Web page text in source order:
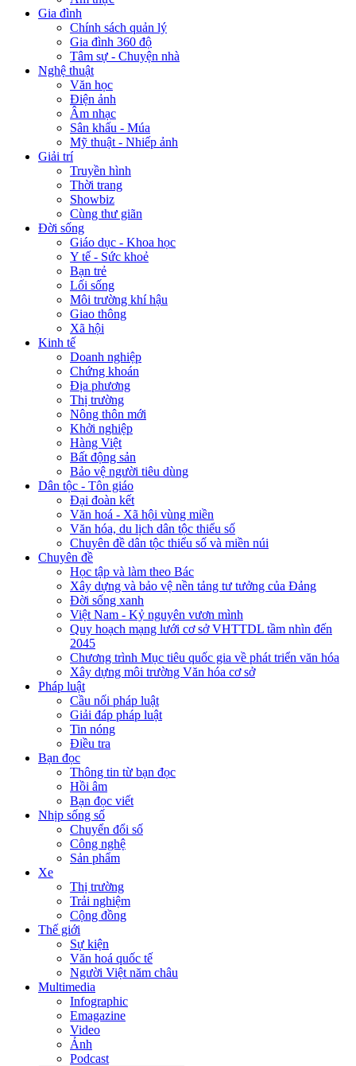
Gia đình
Chính sách quản lý
Gia đình 360 độ
Tâm sự - Chuyện nhà
Nghệ thuật
Văn học
Điện ảnh
Âm nhạc
Sân khấu - Múa
Mỹ thuật - Nhiếp ảnh
Giải trí
Truyền hình
Thời trang
Showbiz
Cùng thư giãn
Đời sống
Giáo dục - Khoa học
Y tế - Sức khoẻ
Bạn trẻ
Lối sống
Môi trường khí hậu
Giao thông
Xã hội
Kinh tế
Doanh nghiệp
Chứng khoán
Địa phương
Thị trường
Nông thôn mới
Khởi nghiệp
Hàng Việt
Bất động sản
Bảo vệ người tiêu dùng
Dân tộc - Tôn giáo
Đại đoàn kết
Văn hoá - Xã hội vùng miền
Văn hóa, du lịch dân tộc thiểu số
Chuyên đề dân tộc thiểu số và miền núi
Chuyên đề
Học tập và làm theo Bác
Xây dựng và bảo vệ nền tảng tư tưởng của Đảng
Đời sống xanh
Việt Nam - Kỷ nguyên vươn mình
Quy hoạch mạng lưới cơ sở VHTTDL tầm nhìn đến
2045
Chương trình Mục tiêu quốc gia về phát triển văn hóa
Xây dựng môi trường Văn hóa cơ sở
Pháp luật
Cầu nối pháp luật
Giải đáp pháp luật
Tin nóng
Điều tra
Bạn đọc
Thông tin từ bạn đọc
Hồi âm
Bạn đọc viết
Nhịp sống số
Chuyển đổi số
Công nghệ
Sản phẩm
Xe
Thị trường
Trải nghiệm
Cộng đồng
Thế giới
Sự kiện
Văn hoá quốc tế
Người Việt năm châu
Multimedia
Infographic
Emagazine
Video
Ảnh
Podcast